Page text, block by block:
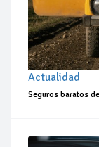
Actualidad
Seguros baratos